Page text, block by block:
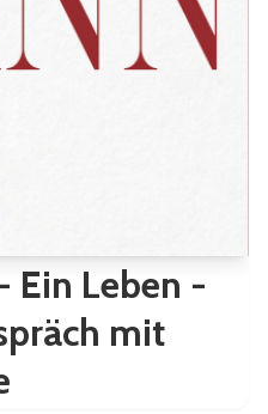
Ein Leben -
mit